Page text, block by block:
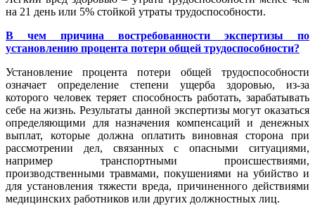
на 21 день или 5% стойкой утраты трудоспособности.
В чем причина востребованности экспертизы по
установлению процента потери общей трудоспособности?
Установление процента потери общей трудоспособности
означает определение степени ущерба здоровью, из-за
которого человек теряет способность работать, зарабатывать
себе на жизнь. Результаты данной экспертизы могут оказаться
определяющими для назначения компенсаций и денежных
выплат, которые должна оплатить виновная сторона при
рассмотрении дел, связанных с опасными ситуациями,
например транспортными происшествиями,
производственными травмами, покушениями на убийство и
для установления тяжести вреда, причиненного действиями
медицинских работников или других должностных лиц.